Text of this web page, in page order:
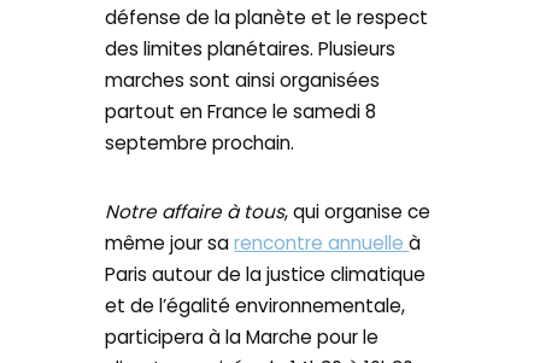
défense de la planète et le respect
des limites planétaires. Plusieurs
marches sont ainsi organisées
partout en France le samedi 8
septembre prochain.
Notre affaire à tous, qui organise ce
même jour sarencontre annuelleà
Paris autour de la justice climatique
et de l’égalité environnementale,
participera à la Marche pour le